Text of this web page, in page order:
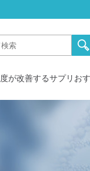
が改善するサプリお